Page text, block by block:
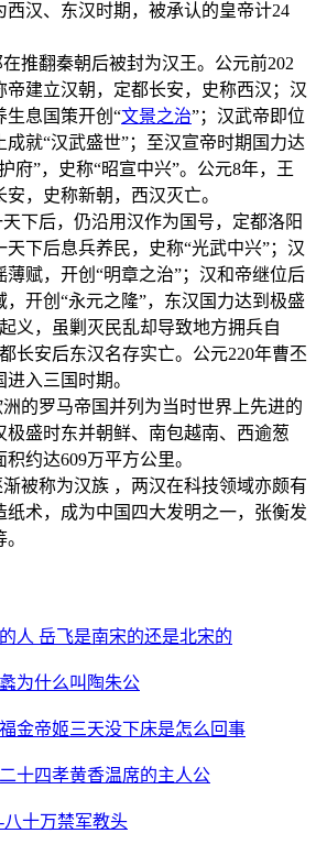
西汉、东汉时期，被承认的皇帝计24
推翻秦朝后被封为汉王。公元前202
帝建立汉朝，定都长安，史称西汉；汉
生息国策开创“文景之治”；汉武帝即位
就“汉武盛世”；至汉宣帝时期国力达
府”，史称“昭宣中兴”。公元8年，王
，史称新朝，西汉灭亡。
下后，仍沿用汉作为国号，定都洛阳
天下后息兵养民，史称“光武中兴”；汉
赋，开创“明章之治”；汉和帝继位后
开创“永元之隆”，东汉国力达到极盛
义，虽剿灭民乱却导致地方拥兵自
长安后东汉名存实亡。公元220年曹丕
入三国时期。
的罗马帝国并列为当时世界上先进的
盛时东并朝鲜、南包越南、西逾葱
约达609万平方公里。
被称为汉族 ，两汉在科技领域亦颇有
纸术，成为中国四大发明之一，张衡发
人 岳飞是南宋的还是北宋的
为什么叫陶朱公
金帝姬三天没下床是怎么回事
十四孝黄香温席的主人公
十万禁军教头